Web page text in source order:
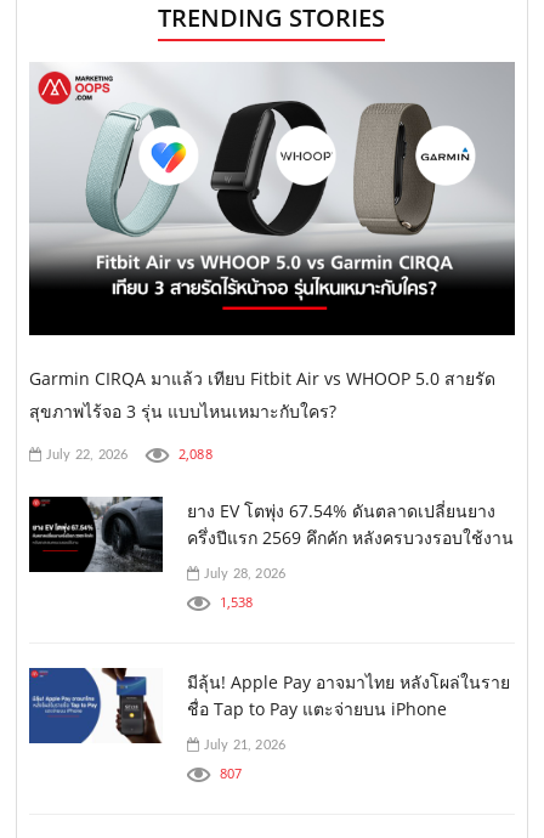
TRENDING STORIES
Garmin CIRQA มาแล้ว เทียบ Fitbit Air vs WHOOP 5.0 สายรัด
สุขภาพไร้จอ 3 รุ่น แบบไหนเหมาะกับใคร?
July 22, 2026 2,088
ยาง EV โตพุ่ง 67.54% ดันตลาดเปลี่ยนยาง
ครึ่งปีแรก 2569 คึกคัก หลังครบวงรอบใช้งาน
July 28, 2026
1,538
มีลุ้น! Apple Pay อาจมาไทย หลังโผล่ในราย
ชื่อ Tap to Pay แตะจ่ายบน iPhone
July 21, 2026
807